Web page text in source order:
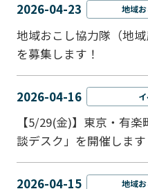
2026-04-23 地域
地域おこし協力隊（地域
を募集します！
2026-04-16
【5/29(金)】東京・有
談デスク」を開催します
2026-04-15 地域